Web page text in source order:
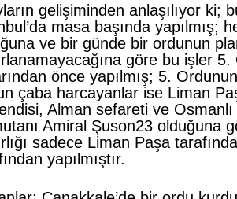
gelişiminden anlaşılıyor ki;
masa başında yapılmış;
ve bir günde bir ordunun
göre bu işler
önce yapılmış; 5.
çaba harcayanlar ise Liman
Alman sefareti ve
Amiral Şuson23 olduğuna
sadece Liman Paşa
yapılmıştır.